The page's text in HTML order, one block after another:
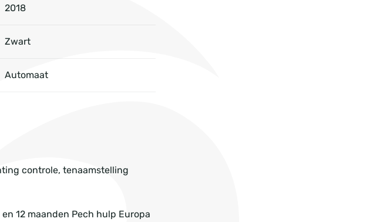
2018
Zwart
Automaat
controle, tenaamstelling
12 maanden Pech hulp Europa